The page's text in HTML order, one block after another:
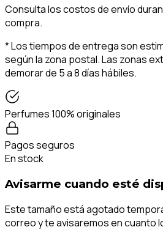
Consulta los costos de envío
compra.
* Los tiempos de entrega son
según la zona postal. Las zonas
demorar de 5 a 8 días hábiles.
Perfumes 100% originales
Pagos seguros
En stock
Avisarme cuando esté
Este tamaño está agotado
correo y te avisaremos en cuanto